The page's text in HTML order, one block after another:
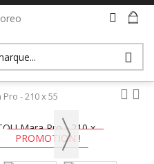
>> Accès revendeurs (B2B)
- 210 x 55
PROMOTION !